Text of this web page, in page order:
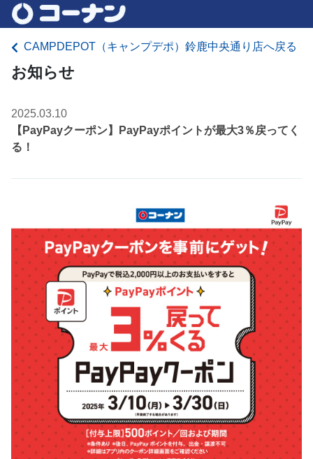
CAMPDEPOT（キャンプデポ）鈴鹿中央通り店へ戻る
お知らせ
2025.03.10
【PayPayクーポン】PayPayポイントが最大3％戻ってく
る！